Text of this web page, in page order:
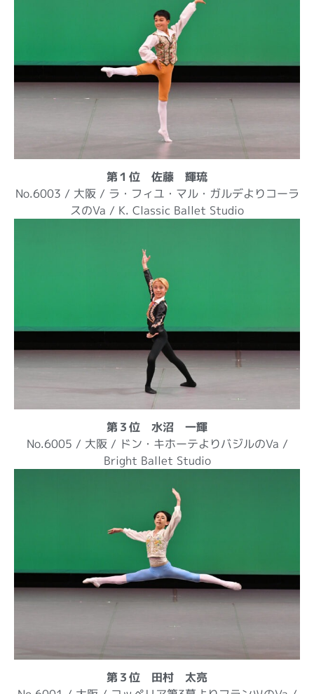
第１位 佐藤 輝琉
No.6003 / 大阪 / ラ・フィユ・マル・ガルデよりコーラ
スのVa / K. Classic Ballet Studio
第３位 水沼 一輝
No.6005 / 大阪 / ドン・キホーテよりバジルのVa /
Bright Ballet Studio
第３位 田村 太亮